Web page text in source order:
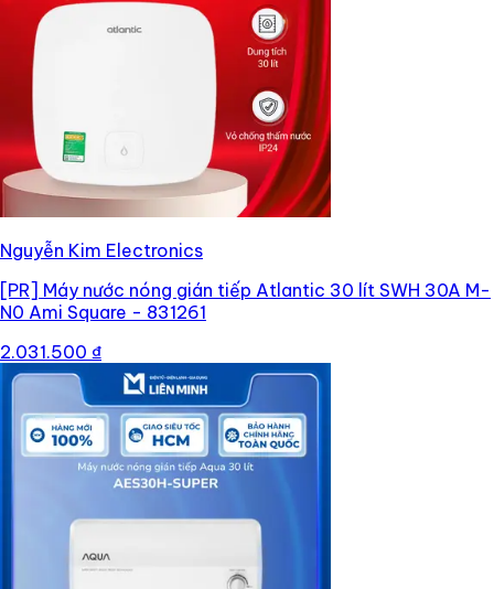
Nguyễn Kim Electronics
[PR] Máy nước nóng gián tiếp Atlantic 30 lít SWH 30A M-
N0 Ami Square - 831261
2.031.500 ₫